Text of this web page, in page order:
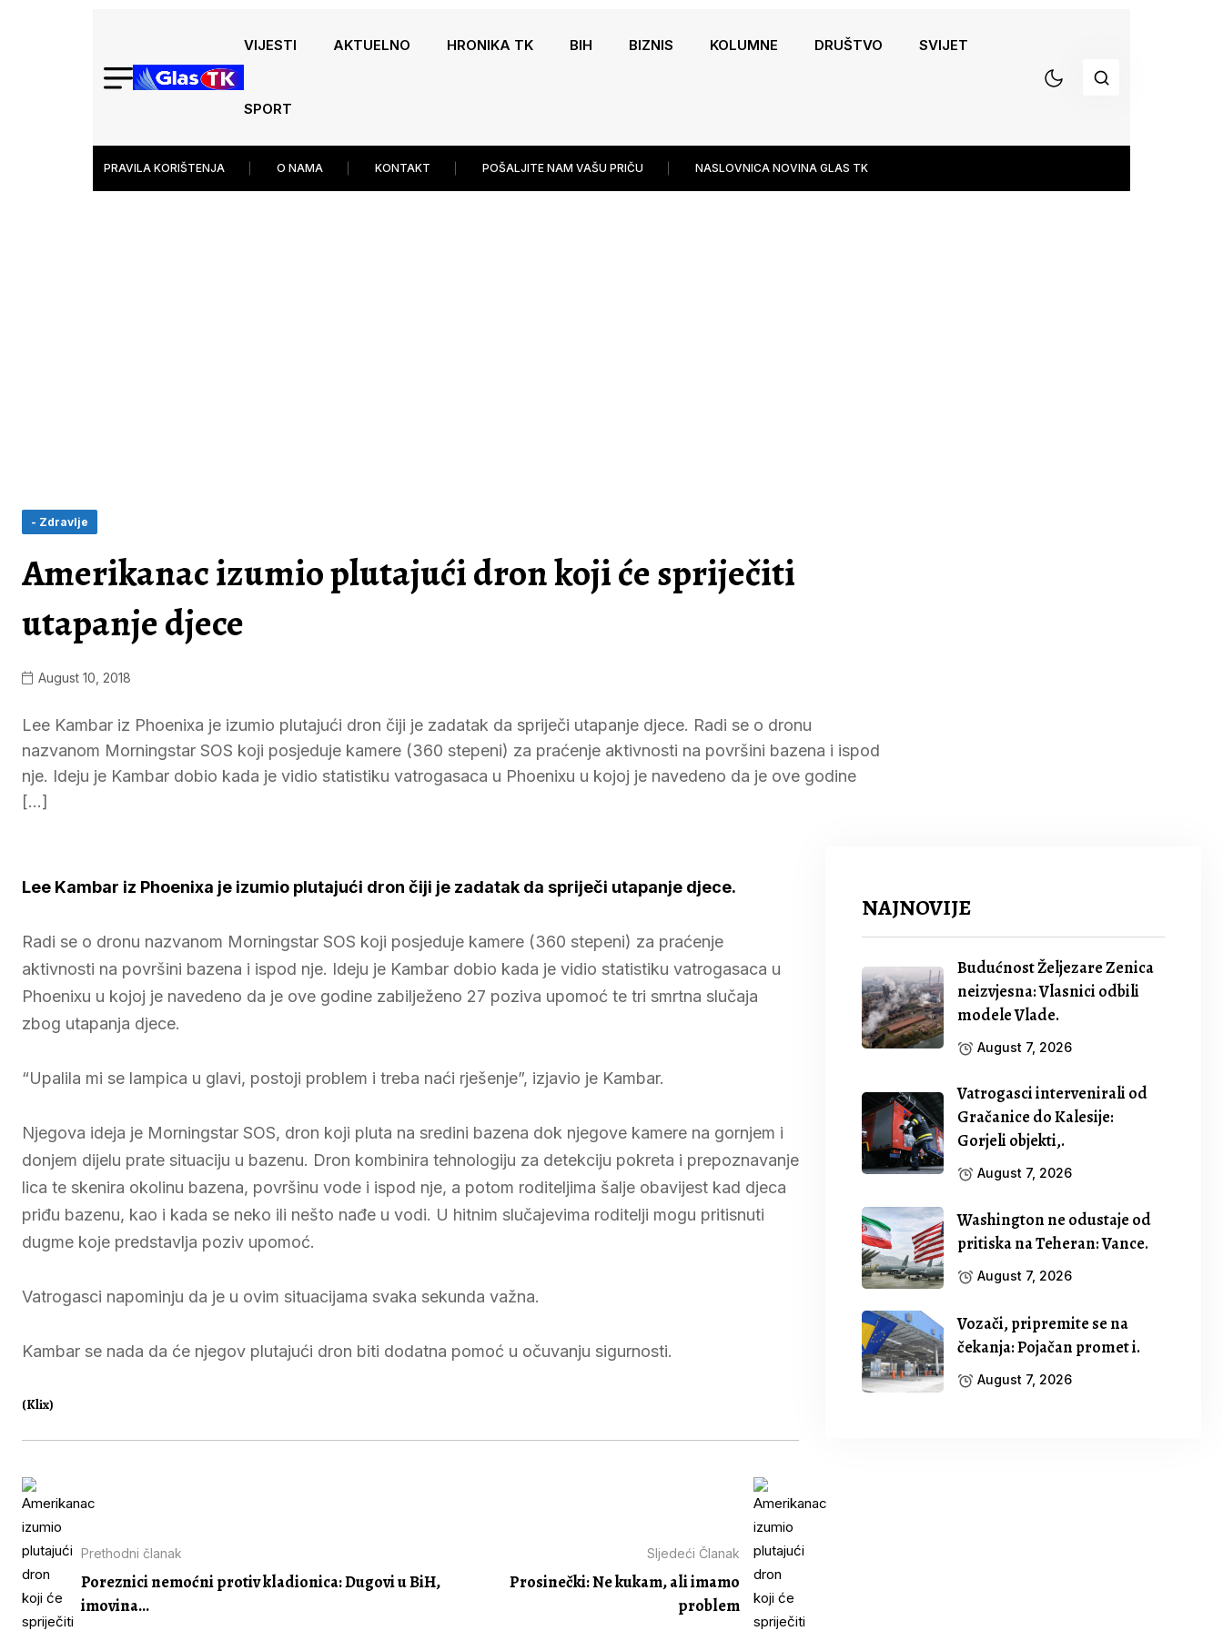
VIJESTI AKTUELNO HRONIKA TK BIH BIZNIS KOLUMNE DRUŠTVO SVIJET
SPORT
PRAVILA KORIŠTENJA O NAMA KONTAKT POŠALJITE NAM VAŠU PRIČU NASLOVNICA NOVINA GLAS TK
- Zdravlje
Amerikanac izumio plutajući dron koji će spriječiti
utapanje djece
August 10, 2018
Lee Kambar iz Phoenixa je izumio plutajući dron čiji je zadatak da spriječi utapanje djece. Radi se o dronu
nazvanom Morningstar SOS koji posjeduje kamere (360 stepeni) za praćenje aktivnosti na površini bazena i ispod
nje. Ideju je Kambar dobio kada je vidio statistiku vatrogasaca u Phoenixu u kojoj je navedeno da je ove godine
[…]
Lee Kambar iz Phoenixa je izumio plutajući dron čiji je zadatak da spriječi utapanje djece.
Radi se o dronu nazvanom Morningstar SOS koji posjeduje kamere (360 stepeni) za praćenje
aktivnosti na površini bazena i ispod nje. Ideju je Kambar dobio kada je vidio statistiku vatrogasaca u
Phoenixu u kojoj je navedeno da je ove godine zabilježeno 27 poziva upomoć te tri smrtna slučaja
zbog utapanja djece.
“Upalila mi se lampica u glavi, postoji problem i treba naći rješenje”, izjavio je Kambar.
Njegova ideja je Morningstar SOS, dron koji pluta na sredini bazena dok njegove kamere na gornjem i
donjem dijelu prate situaciju u bazenu. Dron kombinira tehnologiju za detekciju pokreta i prepoznavanje
lica te skenira okolinu bazena, površinu vode i ispod nje, a potom roditeljima šalje obavijest kad djeca
priđu bazenu, kao i kada se neko ili nešto nađe u vodi. U hitnim slučajevima roditelji mogu pritisnuti
dugme koje predstavlja poziv upomoć.
Vatrogasci napominju da je u ovim situacijama svaka sekunda važna.
Kambar se nada da će njegov plutajući dron biti dodatna pomoć u očuvanju sigurnosti.
(Klix)
Prethodni članak
Poreznici nemoćni protiv kladionica: Dugovi u BiH,
imovina...
Sljedeći Članak
Prosinečki: Ne kukam, ali imamo
problem
NAJNOVIJE
Budućnost Željezare Zenica
neizvjesna: Vlasnici odbili
modele Vlade.
August 7, 2026
Vatrogasci intervenirali od
Gračanice do Kalesije:
Gorjeli objekti,.
August 7, 2026
Washington ne odustaje od
pritiska na Teheran: Vance.
August 7, 2026
Vozači, pripremite se na
čekanja: Pojačan promet i.
August 7, 2026